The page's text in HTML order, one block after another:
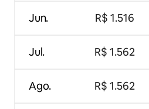
Jun.
Jul.
Ago.
R$ 1.516
R$ 1.562
R$ 1.562